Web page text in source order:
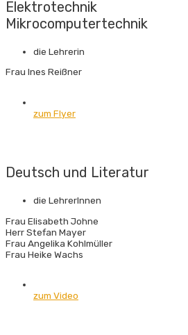
Elektrotechnik
Mikrocomputertechnik
die Lehrerin
Frau Ines Reißner
zum Flyer
Deutsch und Literatur
die LehrerInnen
Frau Elisabeth Johne
Herr Stefan Mayer
Frau Angelika Kohlmüller
Frau Heike Wachs
zum Video